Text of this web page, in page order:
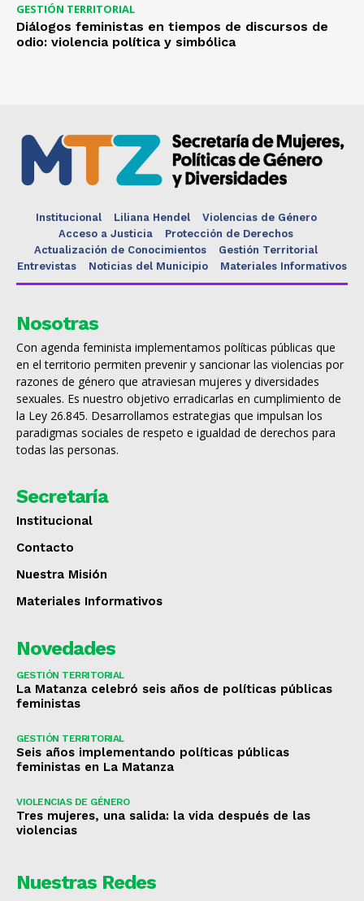
GESTIÓN TERRITORIAL
Diálogos feministas en tiempos de discursos de
odio: violencia política y simbólica
Institucional Liliana Hendel
Violencias de Género
Acceso a Justicia
Protección de Derechos
Actualización de Conocimientos
Gestión Territorial
Entrevistas
Noticias del Municipio Materiales Informativos
Nosotras
Con agenda feminista implementamos políticas públicas que
en el territorio permiten prevenir y sancionar las violencias por
razones de género que atraviesan mujeres y diversidades
sexuales. Es nuestro objetivo erradicarlas en cumplimiento de
la Ley 26.845. Desarrollamos estrategias que impulsan los
paradigmas sociales de respeto e igualdad de derechos para
todas las personas.
Secretaría
Institucional
Contacto
Nuestra Misión
Materiales Informativos
Novedades
GESTIÓN TERRITORIAL
La Matanza celebró seis años de políticas públicas
feministas
GESTIÓN TERRITORIAL
Seis años implementando políticas públicas
feministas en La Matanza
VIOLENCIAS DE GÉNERO
Tres mujeres, una salida: la vida después de las
violencias
Nuestras Redes